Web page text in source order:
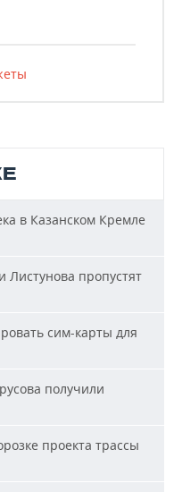
в Казанском Кремле
Листунова пропустят
сим-карты для
получили
проекта трассы